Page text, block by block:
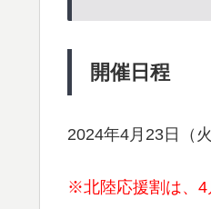
開催日程
2024年4月23日（
※北陸応援割は、4